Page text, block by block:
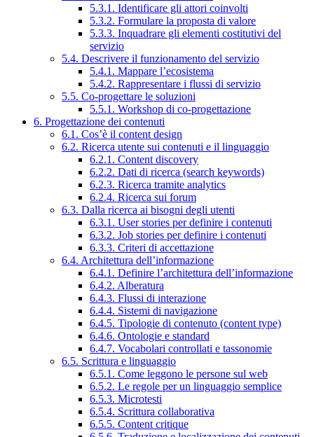
5.3.1. Identificare gli attori coinvolti
5.3.2. Formulare la proposta di valore
5.3.3. Inquadrare gli elementi costitutivi del
servizio
5.4. Descrivere il funzionamento del servizio
5.4.1. Mappare l’ecosistema
5.4.2. Rappresentare i flussi di servizio
5.5. Co-progettare le soluzioni
5.5.1. Workshop di co-progettazione
6. Progettazione dei contenuti
6.1. Cos’è il content design
6.2. Ricerca utente sui contenuti e il linguaggio
6.2.1. Content discovery
6.2.2. Dati di ricerca (search keywords)
6.2.3. Ricerca tramite analytics
6.2.4. Ricerca sui forum
6.3. Dalla ricerca ai bisogni degli utenti
6.3.1. User stories per definire i contenuti
6.3.2. Job stories per definire i contenuti
6.3.3. Criteri di accettazione
6.4. Architettura dell’informazione
6.4.1. Definire l’architettura dell’informazione
6.4.2. Alberatura
6.4.3. Flussi di interazione
6.4.4. Sistemi di navigazione
6.4.5. Tipologie di contenuto (content type)
6.4.6. Ontologie e standard
6.4.7. Vocabolari controllati e tassonomie
6.5. Scrittura e linguaggio
6.5.1. Come leggono le persone sul web
6.5.2. Le regole per un linguaggio semplice
6.5.3. Microtesti
6.5.4. Scrittura collaborativa
6.5.5. Content critique